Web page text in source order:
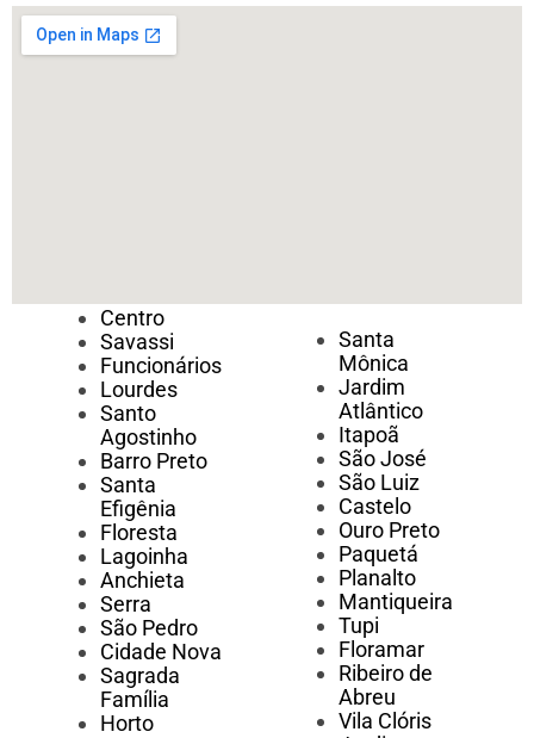
Centro
Savassi
Funcionários
Lourdes
Santo
Agostinho
Barro Preto
Santa
Efigênia
Floresta
Lagoinha
Anchieta
Serra
São Pedro
Cidade Nova
Sagrada
Família
Horto
Santa
Mônica
Jardim
Atlântico
Itapoã
São José
São Luiz
Castelo
Ouro Preto
Paquetá
Planalto
Mantiqueira
Tupi
Floramar
Ribeiro de
Abreu
Vila Clóris